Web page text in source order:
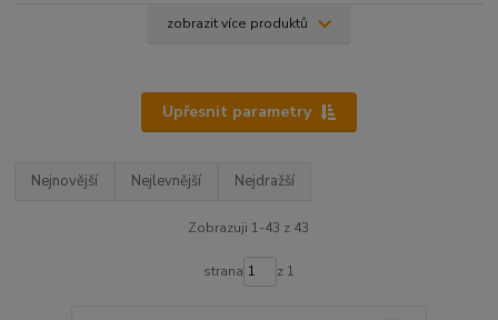
zobrazit více produktů
Upřesnit parametry
Nejnovější Nejlevnější Nejdražší
Zobrazuji 1-43 z 43
strana z 1